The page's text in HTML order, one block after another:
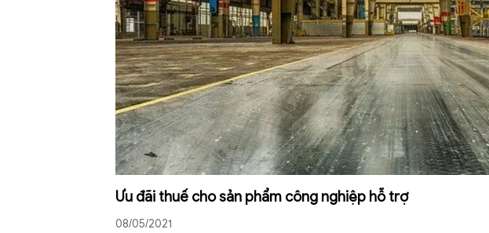
Ưu đãi thuế cho sản phẩm công nghiệp hỗ trợ
08/05/2021